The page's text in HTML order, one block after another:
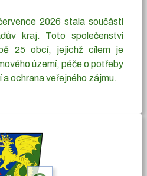
2026 stala součástí
kraj. Toto společenství
25 obcí, jejichž cílem je
území, péče o potřeby
ochrana veřejného zájmu.